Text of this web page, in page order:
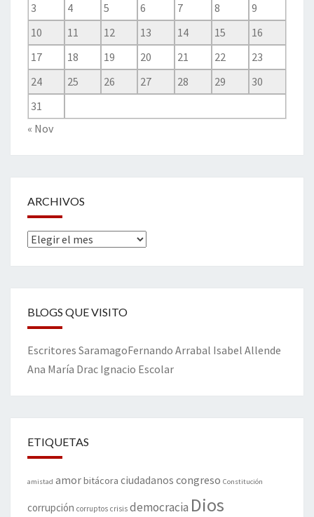
3
4 5 6 7 8
9
10
11 12 13 14 15
16
17
18 19 20 21 22
23
24
25 26 27 28 29
30
31
« Nov
ARCHIVOS
Archivos
BLOGS QUE VISITO
Escritores SaramagoFernando Arrabal Isabel Allende
Ana María Drac Ignacio Escolar
ETIQUETAS
amistad amorbitácora ciudadanos congreso Constitución
corrupción corruptos crisis democracia Dios